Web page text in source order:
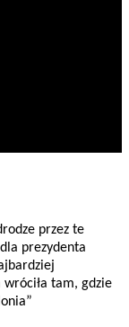
przez te
prezydenta
tam, gdzie